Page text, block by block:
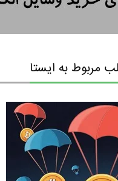
مربوط به ایستا